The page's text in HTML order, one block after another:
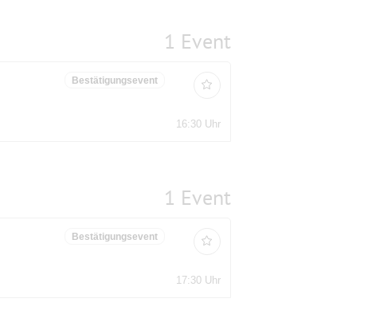
1 Event
Bestätigungsevent
16:30 Uhr
1 Event
Bestätigungsevent
17:30 Uhr